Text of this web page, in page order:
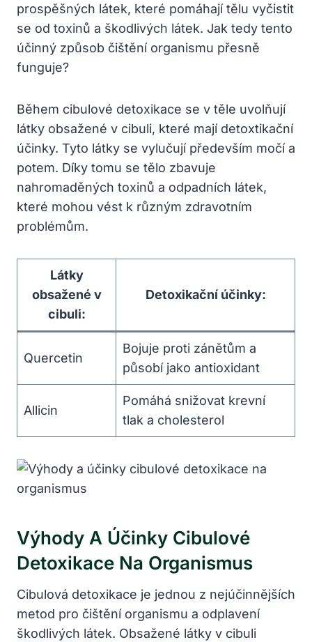
prospěšných‌ látek,​ které pomáhají tělu vyčistit
se⁤ od toxinů a škodlivých látek. Jak tedy tento
účinný ⁣způsob čištění organismu ‍přesně
funguje?
Během cibulové detoxikace se⁢ v ⁣těle uvolňují
látky obsažené v cibuli, ‍které mají detoxtikační
účinky. Tyto látky ⁢se ⁢vylučují především močí a
potem. Díky tomu⁢ se tělo zbavuje
nahromaděných toxinů ⁢a⁣ odpadních látek,
které mohou vést k různým zdravotním
problémům.
Látky
obsažené v⁣
cibuli:
Detoxikační účinky:
Quercetin
Bojuje proti zánětům a
působí jako antioxidant
Allicin
Pomáhá snižovat krevní
tlak a cholesterol
Výhody A Účinky Cibulové
Detoxikace​ Na Organismus
Cibulová‌ detoxikace je jednou z nejúčinnějších
⁤metod pro čištění organismu a odplavení​
škodlivých látek. ‌Obsažené látky v cibuli ​